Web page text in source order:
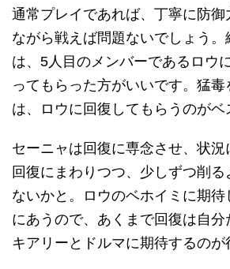
通常プレイであれば、丁寧に防御
ながら戦えば問題ないでしょう
は、5人目のメンバーであるロウ
ってもらった方がいいです。猛
は、ロウに回復してもらうのがベ
セーニャは回復に専念させ、状況
回復にまわりつつ、少しずつ削
ないかと。ロウのベホイミに期待
にあうので、あくまで回復は自
キアリーとドルマに期待するのが